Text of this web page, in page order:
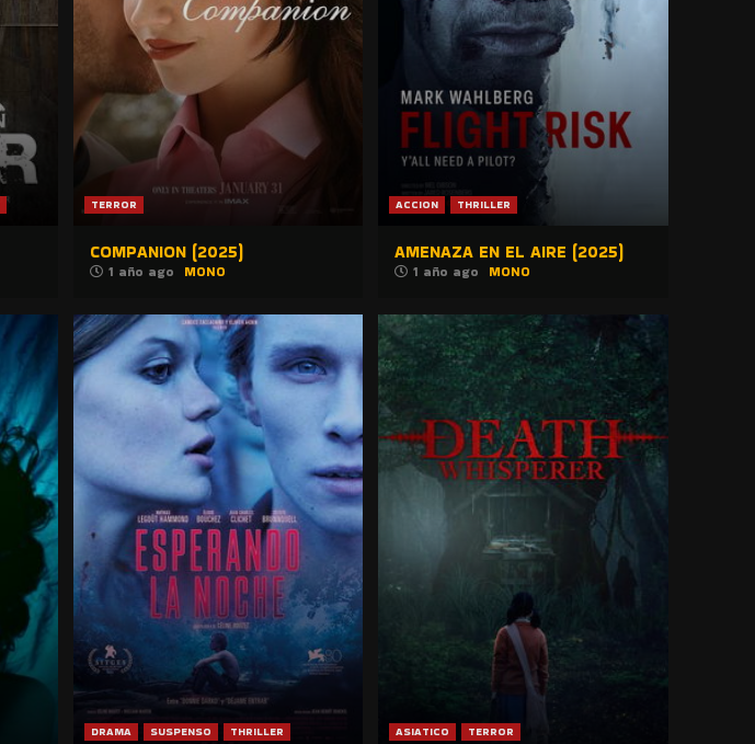
TERROR
COMPANION (2025)
1 año ago MONO
ACCION THRILLER
AMENAZA EN EL AIRE (2025)
1 año ago MONO
DRAMA SUSPENSO THRILLER ASIATICO TERROR